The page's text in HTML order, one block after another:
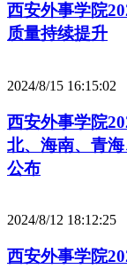
西安外事学院
质量持续提升
2024/8/15 16:15:02
西安外事学院
北、海南、青
公布
2024/8/12 18:12:25
西安外事学院